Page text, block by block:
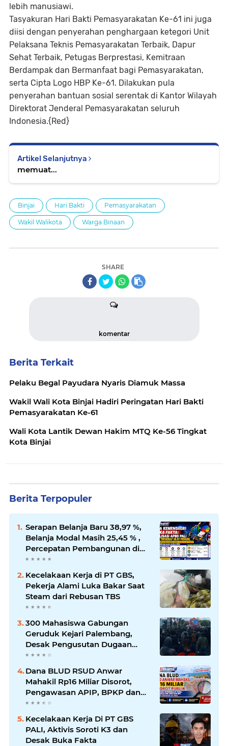
lebih manusiawi.
Tasyakuran Hari Bakti Pemasyarakatan Ke-61 ini juga
diisi dengan penyerahan penghargaan ketegori Unit
Pelaksana Teknis Pemasyarakatan Terbaik, Dapur
Sehat Terbaik, Petugas Berprestasi, Kemitraan
Berdampak dan Bermanfaat bagi Pemasyarakatan,
serta Cipta Logo HBP Ke-61. Dilakukan pula
penyerahan bantuan sosial serentak di Kantor Wilayah
Direktorat Jenderal Pemasyarakatan seluruh
Indonesia.{Red}
Artikel Selanjutnya
memuat...
Binjai Hari Bakti Pemasyarakatan
Wakil Walikota Warga Binaan
SHARE
komentar
Berita Terkait
Pelaku Begal Payudara Nyaris Diamuk Massa
Wakil Wali Kota Binjai Hadiri Peringatan Hari Bakti
Pemasyarakatan Ke-61
Wali Kota Lantik Dewan Hakim MTQ Ke-56 Tingkat
Kota Binjai
Berita Terpopuler
Serapan Belanja Baru 38,97 %,
Belanja Modal Masih 25,45 % ,
Percepatan Pembangunan di
PALI Dipertanyakan
Kecelakaan Kerja di PT GBS,
Pekerja Alami Luka Bakar Saat
Steam dari Rebusan TBS
300 Mahasiswa Gabungan
Geruduk Kejari Palembang,
Desak Pengusutan Dugaan
Korupsi Tanpa Tebang Pilih
Dana BLUD RSUD Anwar
Mahakil Rp16 Miliar Disorot,
Pengawasan APIP, BPKP dan
BPK Harus Bergerak Optimal
Kecelakaan Kerja Di PT GBS
PALI, Aktivis Soroti K3 dan
Desak Buka Fakta